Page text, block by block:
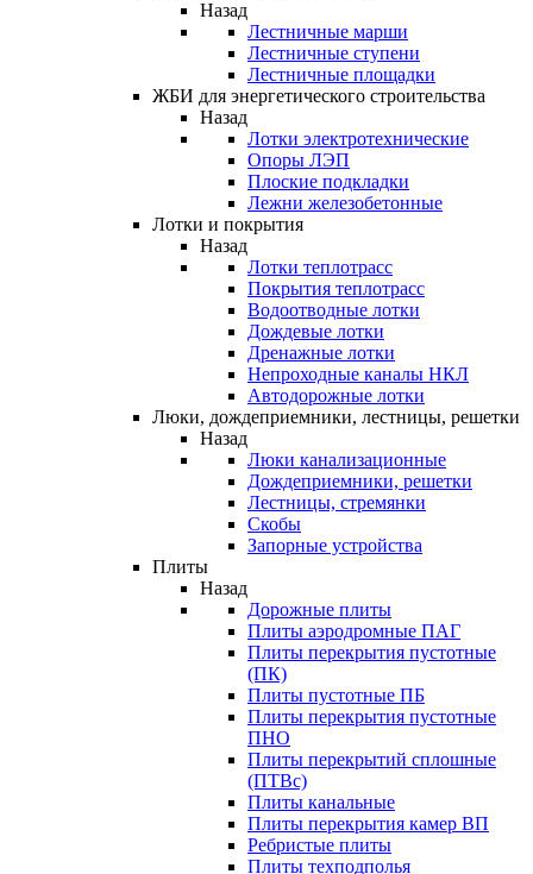
Назад
Лестничные марши
Лестничные ступени
Лестничные площадки
ЖБИ для энергетического строительства
Назад
Лотки электротехнические
Опоры ЛЭП
Плоские подкладки
Лежни железобетонные
Лотки и покрытия
Назад
Лотки теплотрасс
Покрытия теплотрасс
Водоотводные лотки
Дождевые лотки
Дренажные лотки
Непроходные каналы НКЛ
Автодорожные лотки
Люки, дождеприемники, лестницы, решетки
Назад
Люки канализационные
Дождеприемники, решетки
Лестницы, стремянки
Скобы
Запорные устройства
Плиты
Назад
Дорожные плиты
Плиты аэродромные ПАГ
Плиты перекрытия пустотные
(ПК)
Плиты пустотные ПБ
Плиты перекрытия пустотные
ПНО
Плиты перекрытий сплошные
(ПТВс)
Плиты канальные
Плиты перекрытия камер ВП
Ребристые плиты
Плиты техподполья